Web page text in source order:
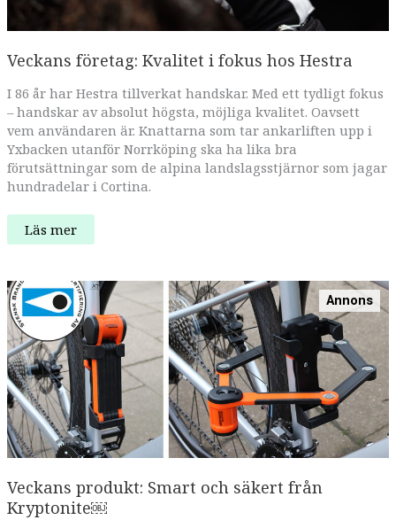
Veckans företag: Kvalitet i fokus hos Hestra
I 86 år har Hestra tillverkat handskar. Med ett tydligt fokus
– handskar av absolut högsta, möjliga kvalitet. Oavsett
vem användaren är. Knattarna som tar ankarliften upp i
Yxbacken utanför Norrköping ska ha lika bra
förutsättningar som de alpina landslagsstjärnor som jagar
hundradelar i Cortina.
Veckans
företag:
fokus
hos
Hestra
Läs mer
Annons
Veckans produkt: Smart och säkert från
Kryptonite￼